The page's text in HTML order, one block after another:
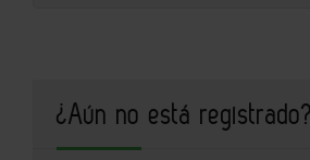
¿Aún no está registrado?